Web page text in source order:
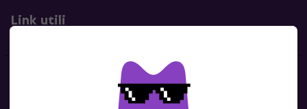
Link utili
Contatti